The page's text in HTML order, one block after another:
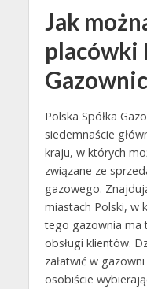
Jak
placówki
Polska Spółka
siedemnaście
kraju, w których
związane ze
gazowego.
miastach Polski, w
tego gazownia ma
obsługi klientów.
załatwić w
osobiście